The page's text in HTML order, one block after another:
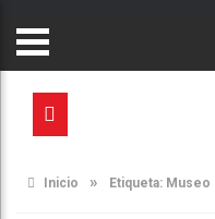
Inicio » Etiqueta: Museo